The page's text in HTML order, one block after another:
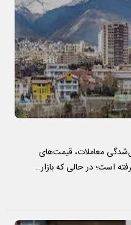
شبه قفل‌شدگی معاملات، قیمت‌های
است؛ در حالی که بازار…